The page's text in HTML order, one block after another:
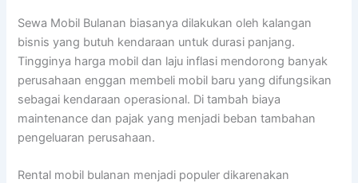
Sewa Mobil Bulanan biasanya dilakukan oleh kalangan
bisnis yang butuh kendaraan untuk durasi panjang.
Tingginya harga mobil dan laju inflasi mendorong banyak
perusahaan enggan membeli mobil baru yang difungsikan
sebagai kendaraan operasional. Di tambah biaya
maintenance dan pajak yang menjadi beban tambahan
pengeluaran perusahaan.
Rental mobil bulanan menjadi populer dikarenakan